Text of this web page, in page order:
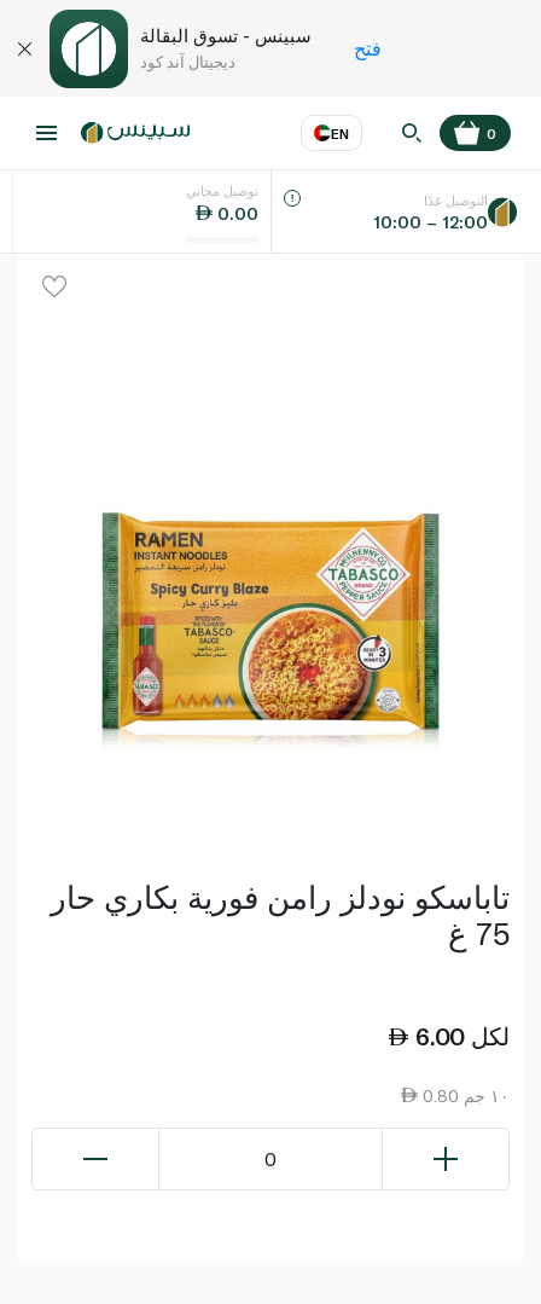
سبينس - تسوق البقالة
ديجيتال آند كود
فتح
EN
اللغة عر
0
توصيل مجاني
0.00
التوصيل غدًا
10:00 – 12:00
تاباسكو نودلز رامن فورية بكاري حار
75 غ
6.00 لكل
0.80 ١٠ جم
0